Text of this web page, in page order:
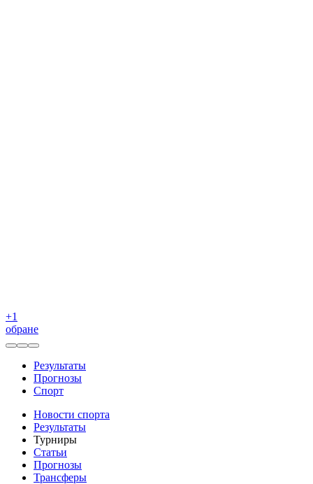
+1
обране
Результаты
Прогнозы
Спорт
Новости спорта
Результаты
Турниры
Статьи
Прогнозы
Трансферы